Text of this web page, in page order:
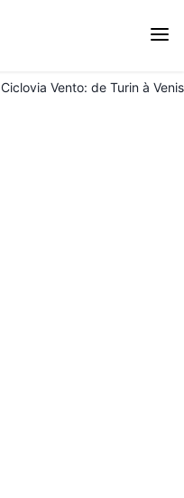
Ciclovia Vento: de Turin à